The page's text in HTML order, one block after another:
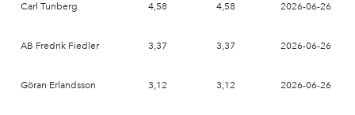
Carl Tunberg 4,58 4,58 2026-06-26
AB Fredrik Fiedler 3,37 3,37 2026-06-26
Göran Erlandsson 3,12 3,12 2026-06-26